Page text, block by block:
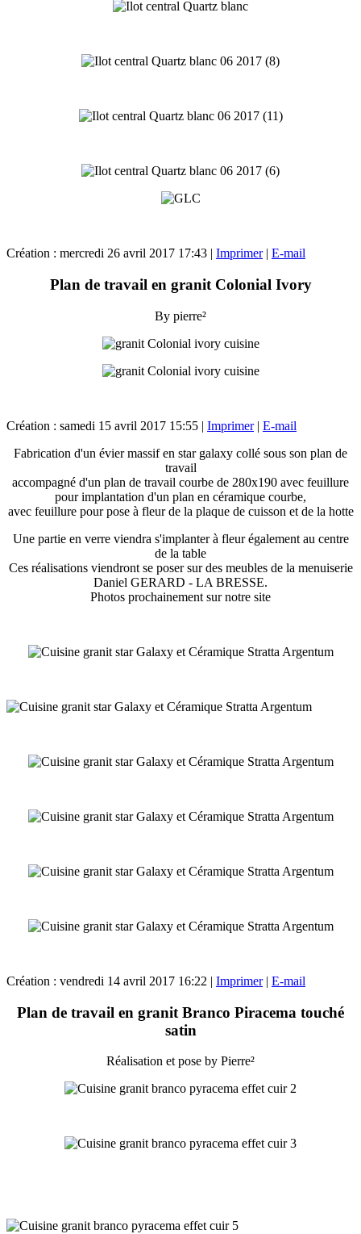
Création : mercredi 26 avril 2017 17:43 | Imprimer| E-mail
Plan de travail en granit Colonial Ivory
By pierre²
Création : samedi 15 avril 2017 15:55 | Imprimer| E-mail
Fabrication d'un évier massif en star galaxy collé sous son plan de
travail
accompagné d'un plan de travail courbe de 280x190 avec feuillure
pour implantation d'un plan en céramique courbe,
avec feuillure pour pose à fleur de la plaque de cuisson et de la hotte
Une partie en verre viendra s'implanter à fleur également au centre
de la table
Ces réalisations viendront se poser sur des meubles de la menuiserie
Daniel GERARD - LA BRESSE.
Photos prochainement sur notre site
Création : vendredi 14 avril 2017 16:22 | Imprimer| E-mail
Plan de travail en granit Branco Piracema touché
satin
Réalisation et pose by Pierre²